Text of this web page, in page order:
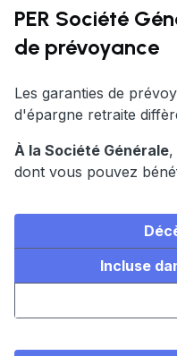
PER Société
de prévoyance
Les garanties de
d'épargne retraite
À la Société Générale,
dont vous pouvez
Incluse